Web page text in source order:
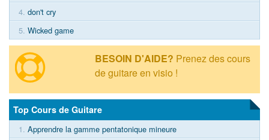
4. don't cry
5. Wicked game
BESOIN D'AIDE? Prenez des cours
de guitare en visio !
Top Cours de Guitare
1. Apprendre la gamme pentatonique mineure